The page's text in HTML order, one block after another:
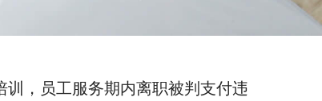
，员工服务期内离职被判支付违